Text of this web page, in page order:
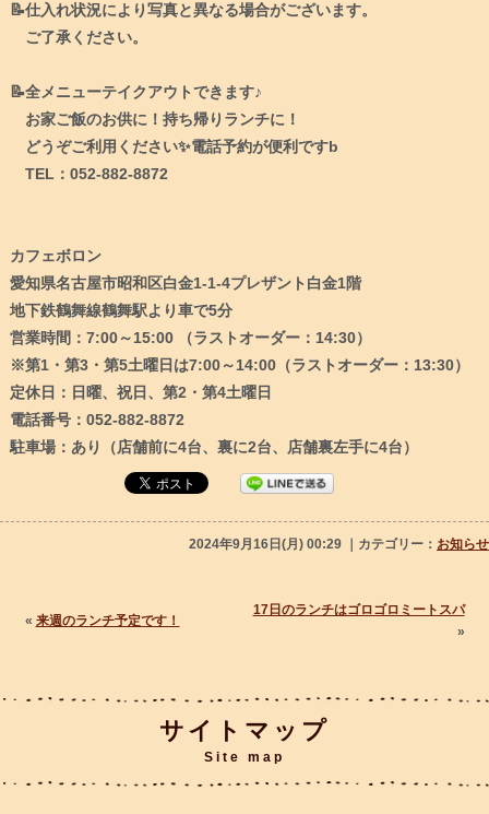
📝仕入れ状況により写真と異なる場合がございます。
ご了承ください。
📝全メニューテイクアウトできます♪
お家ご飯のお供に！持ち帰りランチに！
どうぞご利用ください✨電話予約が便利ですb
TEL：052-882-8872
カフェボロン
愛知県名古屋市昭和区白金1-1-4プレザント白金1階
地下鉄鶴舞線鶴舞駅より車で5分
営業時間：7:00～15:00 （ラストオーダー：14:30）
※第1・第3・第5土曜日は7:00～14:00（ラストオーダー：13:30）
定休日：日曜、祝日、第2・第4土曜日
電話番号：052-882-8872
駐車場：あり（店舗前に4台、裏に2台、店舗裏左手に4台）
2024年9月16日(月) 00:29 ｜カテゴリー： お知らせ
« 来週のランチ予定です！
17日のランチはゴロゴロミートスパ
»
サイトマップ
Site map